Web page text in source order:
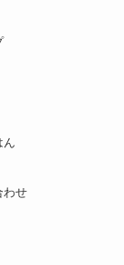
ん
わせ